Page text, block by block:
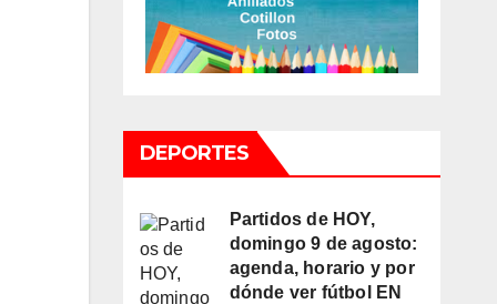
DEPORTES
Partidos de HOY,
domingo 9 de agosto:
agenda, horario y por
dónde ver fútbol EN